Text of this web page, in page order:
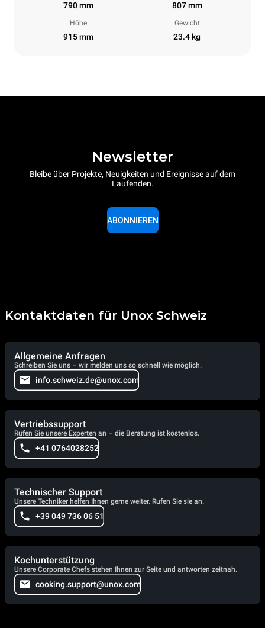
790 mm 807 mm
Höhe
915 mm
Gewicht
23.4 kg
Newsletter
Bleibe über Projekte, Neuigkeiten und Ereignisse auf dem
Laufenden.
ABONNIEREN
Kontaktdaten für Unox Schweiz
Allgemeine Anfragen
Schreiben Sie uns – wir melden uns so schnell wie möglich.
info.schweiz.de@unox.com
Vertriebssupport
Rufen Sie unsere Experten an – die Beratung ist kostenlos.
+41 0764028252
Technischer Support
Unsere Techniker helfen Ihnen gerne weiter. Rufen Sie sie an.
+39 049 736 06 51
Kochunterstützung
Unsere Corporate Chefs stehen Ihnen zur Seite und antworten zeitnah.
cooking.support@unox.com